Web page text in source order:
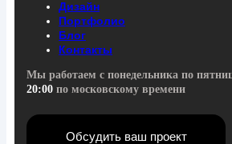
Дизайн
Портфолио
Блог
Контакты
Мы работаем с понедельника по
20:00 по московскому времени
Обсудить ваш проект